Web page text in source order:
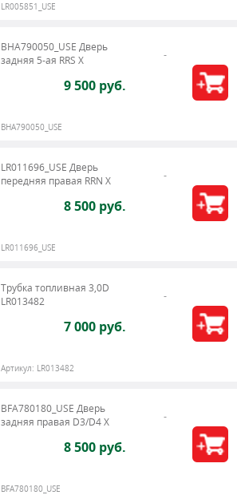
LR005851_USE
BHA790050_USE Дверь
задняя 5-ая RRS X
9 500 руб.
BHA790050_USE
LR011696_USE Дверь
передняя правая RRN X
8 500 руб.
LR011696_USE
Трубка топливная 3,0D
LR013482
7 000 руб.
Артикул: LR013482
BFA780180_USE Дверь
задняя правая D3/D4 X
8 500 руб.
BFA780180_USE